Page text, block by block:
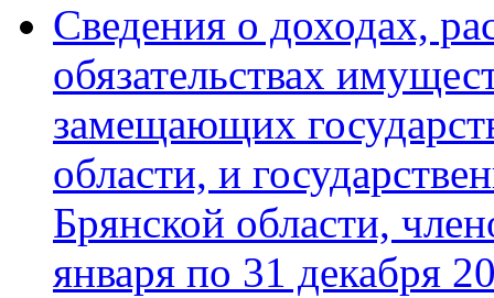
Сведения о доходах,
обязательствах
замещающих
области, и
Брянской области,
января по 31 декабря